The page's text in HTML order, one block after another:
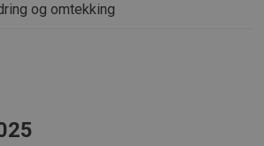
og omtekking